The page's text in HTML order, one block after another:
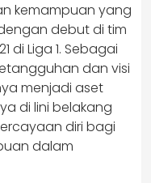
kemampuan yang
debut di tim
di Liga 1. Sebagai
dan visi
menjadi aset
di lini belakang
diri bagi
dalam